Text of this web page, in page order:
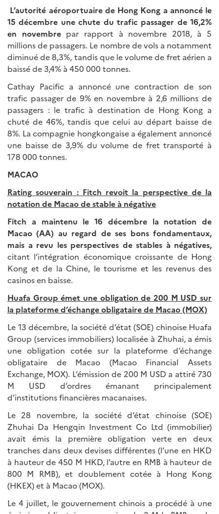
L’autorité aéroportuaire de Hong Kong a annoncé le
15 décembre une chute du trafic passager de 16,2%
en novembre par rapport à novembre 2018, à 5
millions de passagers. Le nombre de vols a notamment
diminué de 8,3%, tandis que le volume de fret aérien a
baissé de 3,4% à 450 000 tonnes.
Cathay Pacific a annoncé une contraction de son
trafic passager de 9% en novembre à 2,6 millions de
passagers : le trafic à destination de Hong Kong a
chuté de 46%, tandis que celui au départ baisse de
8%. La compagnie hongkongaise a également annoncé
une baisse de 3,9% du volume de fret transporté à
178 000 tonnes.
MACAO
Rating souverain :Fitch revoit la perspective de la
notation de Macao de stable à négative
Fitch a maintenu le 16 décembre la notation de
Macao (AA) au regard de ses bons fondamentaux,
mais a revu les perspectives de stables à négatives,
citant l’intégration économique croissante de Hong
Kong et de la Chine, le tourisme et les revenus des
casinos en baisse.
Huafa Group émet une obligation de 200 M USD sur
la plateforme d’échange obligataire de Macao (MOX)
Le 13 décembre, la société d’état (SOE) chinoise Huafa
Group (services immobiliers) localisée à Zhuhai, a émis
une obligation cotée sur la plateforme d’échange
obligataire de Macao (Macao Financial Assets
Exchange, MOX). L’émission de 200 M USD a attiré 730
M USD d’ordres émanant principalement
d’institutions financières macanaises.
Le 28 novembre, la société d’état chinoise (SOE)
Zhuhai Da Hengqin Investment Co Ltd (immobilier)
avait émis la première obligation verte en deux
tranches dans deux devises différentes (l’une en HKD
à hauteur de 450 M HKD, l’autre en RMB à hauteur de
800 M RMB), et doublement cotée à Hong Kong
(HKEX) et à Macao (MOX).
Le 4 juillet, le gouvernement chinois a procédé à une